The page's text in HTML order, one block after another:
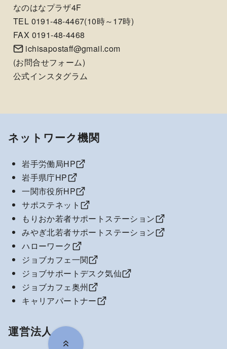
なのはなプラザ4F
TEL 0191-48-4467(10時～17時)
FAX 0191-48-4468
ichisapostaff@gmail.com
(お問合せフォーム)
公式インスタグラム
ネットワーク機関
岩手労働局HP
岩手県庁HP
一関市役所HP
サポステネット
もりおか若者サポートステーション
みやぎ北若者サポートステーション
ハローワーク
ジョブカフェ一関
ジョブサポートデスク気仙
ジョブカフェ奥州
キャリアパートナー
運営法人